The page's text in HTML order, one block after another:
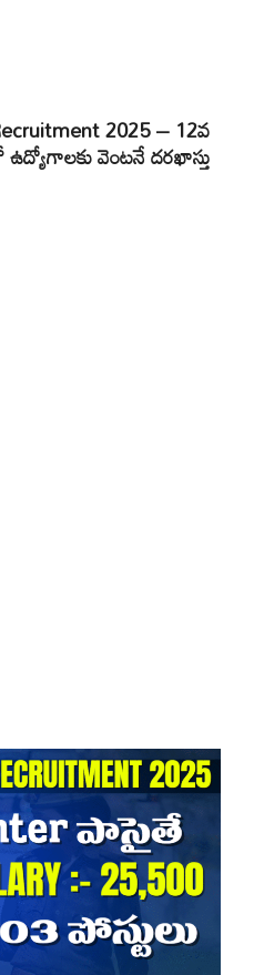
2025 – 12వ
వెంటనే దరఖాస్తు